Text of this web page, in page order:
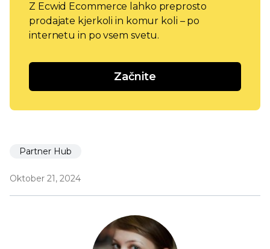
Z Ecwid Ecommerce lahko preprosto
prodajate kjerkoli in komur koli – po
internetu in po vsem svetu.
Začnite
Partner Hub
Oktober 21, 2024